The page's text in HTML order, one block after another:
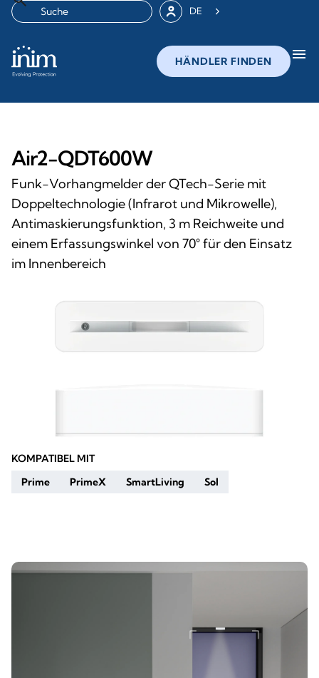
DE
HÄNDLER FINDEN menu
Air2-QDT600W
Funk-Vorhangmelder derQTech-Serie mit
Doppeltechnologie (Infrarot und Mikrowelle),
Antimaskierungsfunktion, 3 m Reichweite und
einem Erfassungswinkel von 70° für den Einsatz
im Innenbereich
KOMPATIBEL MIT
Prime
PrimeX SmartLiving Sol